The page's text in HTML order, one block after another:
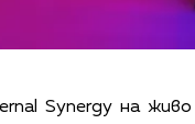
Synergy на